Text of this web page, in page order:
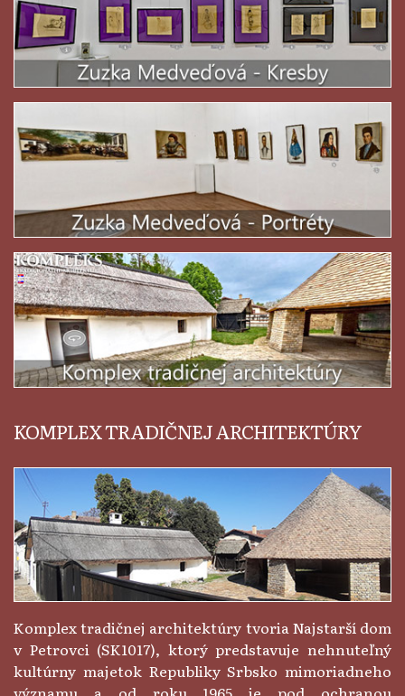
KOMPLEX TRADIČNEJ ARCHITEKTÚRY
Komplex tradičnej architektúry tvoria Najstarší dom
v Petrovci (SK1017), ktorý predstavuje nehnuteľný
kultúrny majetok Republiky Srbsko mimoriadneho